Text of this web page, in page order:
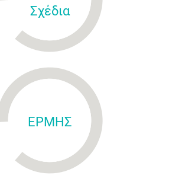
Σχέδια
ΕΡΜΗΣ